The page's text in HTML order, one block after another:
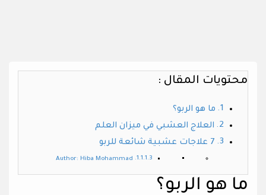
محتويات المقال :
ما هو الربو؟
العلاج العشبي في ميزان العلم
7 علاجات عشبية شائعة للربو
Author: Hiba Mohammad
ما هو الربو؟